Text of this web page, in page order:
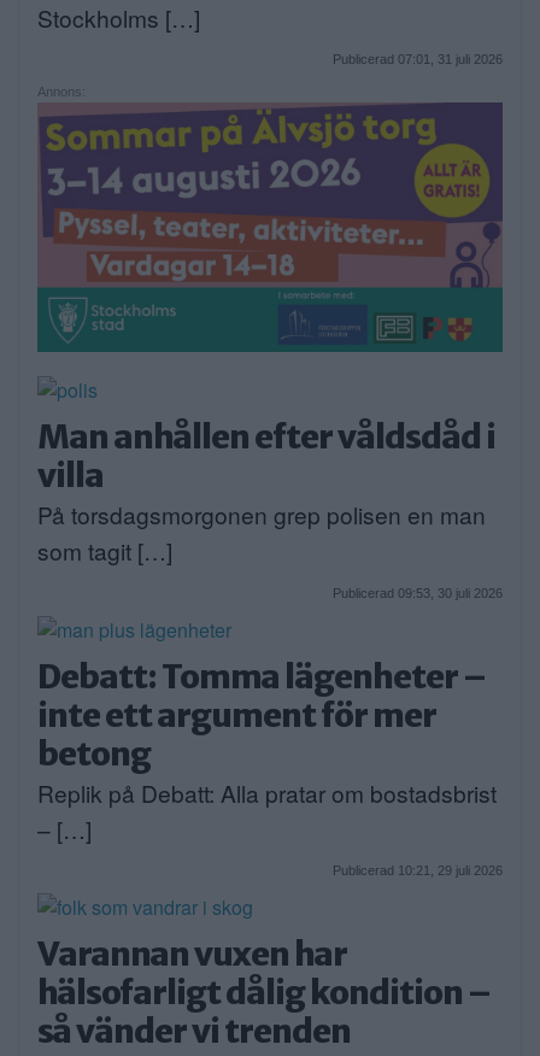
Stockholms […]
Publicerad 07:01, 31 juli 2026
Annons:
Man anhållen efter våldsdåd i
villa
På torsdagsmorgonen grep polisen en man
som tagit […]
Publicerad 09:53, 30 juli 2026
Debatt: Tomma lägenheter –
inte ett argument för mer
betong
Replik på Debatt: Alla pratar om bostadsbrist
– […]
Publicerad 10:21, 29 juli 2026
Varannan vuxen har
hälsofarligt dålig kondition –
så vänder vi trenden